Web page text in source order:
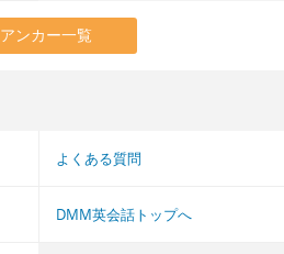
アンカー一覧
よくある質問
DMM英会話トップへ